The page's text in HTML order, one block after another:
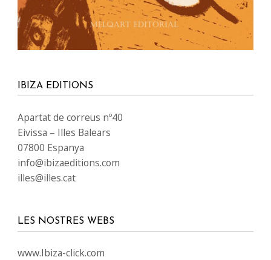
IBIZA EDITIONS
Apartat de correus nº40
Eivissa – Illes Balears
07800 Espanya
info@ibizaeditions.com
illes@illes.cat
LES NOSTRES WEBS
www.Ibiza-click.com